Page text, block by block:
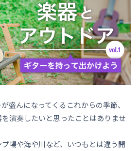
盛んになってくるこれからの季節、
演奏したいと思ったことはありませ
場や海や川など、いつもとは違う開